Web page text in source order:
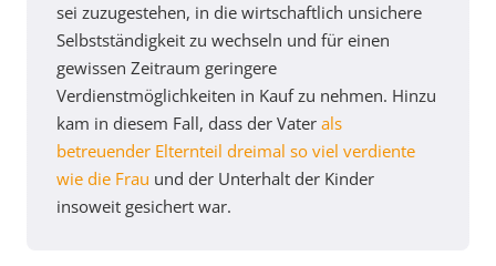
sei zuzugestehen, in die wirtschaftlich unsichere
Selbstständigkeit zu wechseln und für einen
gewissen Zeitraum geringere
Verdienstmöglichkeiten in Kauf zu nehmen. Hinzu
kam in diesem Fall, dass der Vater als
betreuender Elternteil dreimal so viel verdiente
wie die Frau und der Unterhalt der Kinder
insoweit gesichert war.